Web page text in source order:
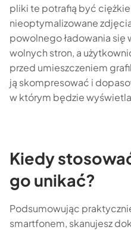
pliki te potrafią być
nieoptymalizowane
powolnego ładowania się
wolnych stron, a
przed umieszczeniem
ją skompresować i
w którym będzie
Kiedy
go unikać?
Podsumowując
smartfonem, skanujesz